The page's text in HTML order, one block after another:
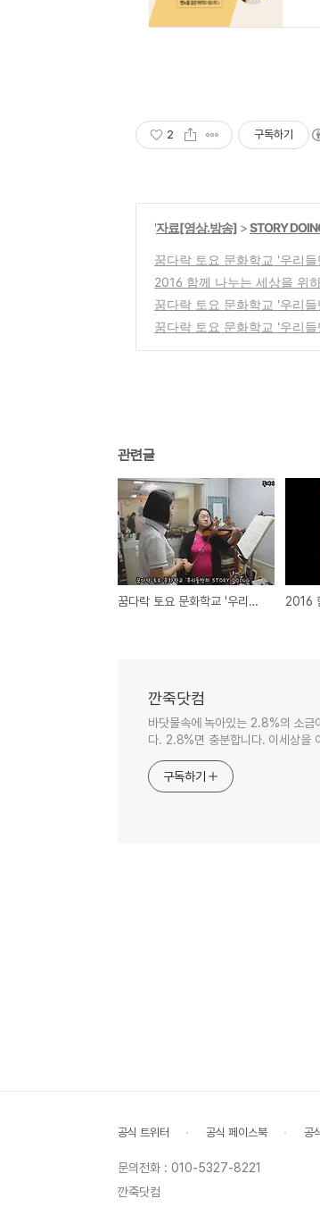
2 구독하기
'자료[영상.방송] >STORY
꿈다락 토요 문화학교 '우리
2016 함께 나누는 세상을 위
꿈다락 토요 문화학교 '우리
꿈다락 토요 문화학교 '우리
관련글
꿈다락 토요 문화학교 '우리들만의 STORY DOING' - 2016년 5월 21일
깐죽닷컴
바닷물속에 녹아있는 2.8%의 소금
다. 2.8%면 충분합니다. 이세상을
구독하기
공식 트위터 공식 페이스북 공
문의전화 : 010-5327-8221
깐죽닷컴